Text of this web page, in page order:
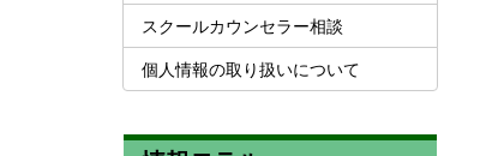
スクールカウンセラー相談
個人情報の取り扱いについて